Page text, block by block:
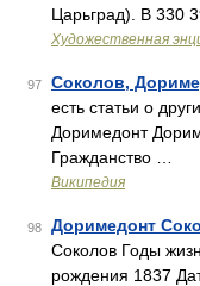
Царьград). В 330
Художественная
97 Соколов,
есть статьи о
Доримедонт
Гражданство …
Википедия
98 Доримедонт
Соколов Годы
рождения 1837